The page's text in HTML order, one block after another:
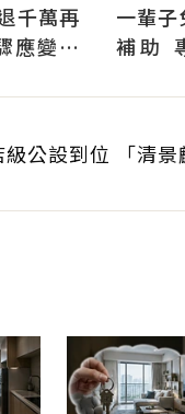
千萬再
應變：
一輩
補助
級公設到位 「清